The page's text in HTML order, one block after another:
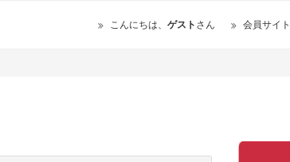
こんにちは、 ゲストさん 会員サイト